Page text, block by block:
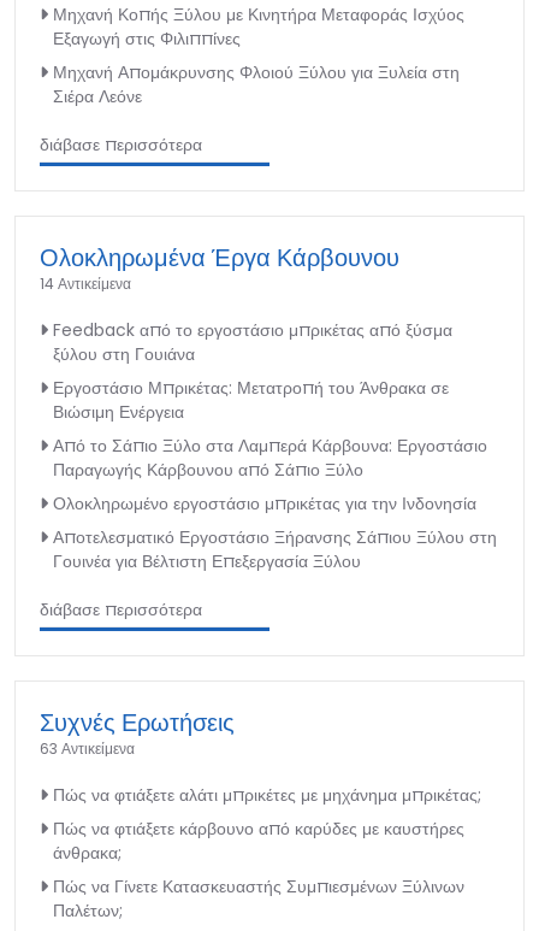
Μηχανή Κοπής Ξύλου με Κινητήρα Μεταφοράς Ισχύος
Εξαγωγή στις Φιλιππίνες
Μηχανή Απομάκρυνσης Φλοιού Ξύλου για Ξυλεία στη
Σιέρα Λεόνε
διάβασε περισσότερα
Ολοκληρωμένα Έργα Κάρβουνου
14 Αντικείμενα
Feedback από το εργοστάσιο μπρικέτας από ξύσμα
ξύλου στη Γουιάνα
Εργοστάσιο Μπρικέτας: Μετατροπή του Άνθρακα σε
Βιώσιμη Ενέργεια
Από το Σάπιο Ξύλο στα Λαμπερά Κάρβουνα: Εργοστάσιο
Παραγωγής Κάρβουνου από Σάπιο Ξύλο
Ολοκληρωμένο εργοστάσιο μπρικέτας για την Ινδονησία
Αποτελεσματικό Εργοστάσιο Ξήρανσης Σάπιου Ξύλου στη
Γουινέα για Βέλτιστη Επεξεργασία Ξύλου
διάβασε περισσότερα
Συχνές Ερωτήσεις
63 Αντικείμενα
Πώς να φτιάξετε αλάτι μπρικέτες με μηχάνημα μπρικέτας;
Πώς να φτιάξετε κάρβουνο από καρύδες με καυστήρες
άνθρακα;
Πώς να Γίνετε Κατασκευαστής Συμπιεσμένων Ξύλινων
Παλέτων;